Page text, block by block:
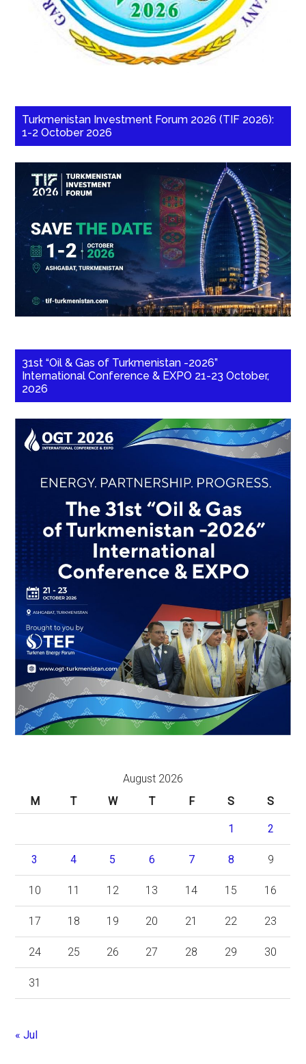
Turkmenistan Investment Forum 2026 (TIF 2026):
1-2 October 2026
31st “Oil & Gas of Turkmenistan -2026”
International Conference & EXPO 21-23 October,
2026
August 2026
M
T W T F S S
1 2
3 4 5 6 7 8 9
10 11 12 13 14 15 16
17 18 19 20 21 22 23
24 25 26 27 28 29 30
31
« Jul